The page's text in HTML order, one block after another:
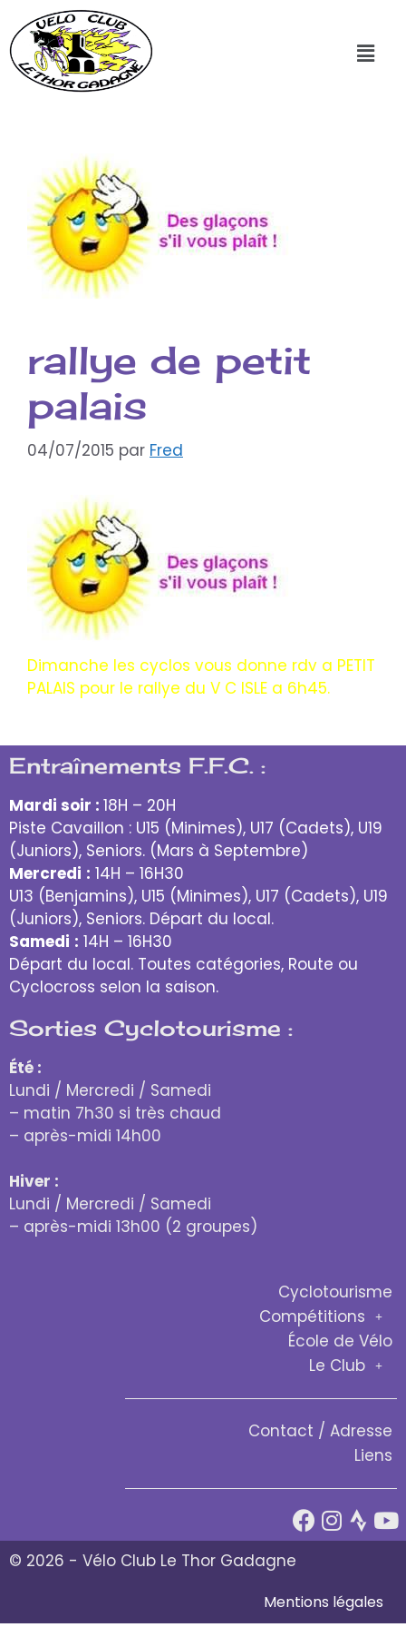
rallye de petit
palais
04/07/2015 par Fred
Dimanche les cyclos vous donne rdv a PETIT
PALAIS pour le rallye du V C ISLE a 6h45.
Entraînements F.F.C. :
Mardi soir : 18H – 20H
Piste Cavaillon : U15 (Minimes), U17 (Cadets), U19
(Juniors), Seniors. (Mars à Septembre)
Mercredi : 14H – 16H30
U13 (Benjamins), U15 (Minimes), U17 (Cadets), U19
(Juniors), Seniors. Départ du local.
Samedi : 14H – 16H30
Départ du local. Toutes catégories, Route ou
Cyclocross selon la saison.
Sorties Cyclotourisme :
Été :
Lundi / Mercredi / Samedi
– matin 7h30 si très chaud
– après-midi 14h00
Hiver :
Lundi / Mercredi / Samedi
– après-midi 13h00 (2 groupes)
Cyclotourisme
Compétitions
École de Vélo
Le Club
Contact / Adresse
Liens
© 2026 - Vélo Club Le Thor Gadagne
Mentions légales